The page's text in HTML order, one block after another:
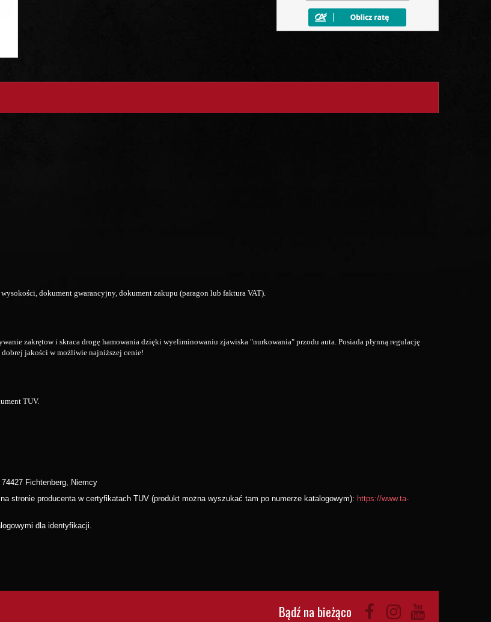
dokument gwarancyjny, dokument zakupu (paragon lub faktura VAT).
zakrętow i skraca drogę hamowania dzięki wyeliminowaniu zjawiska "nurkowania" przodu auta. Posiada płynną regulację
jakości w możliwie najniższej cenie!
TUV.
Fichtenberg, Niemcy
stronie producenta w certyfikatach TUV (produkt można wyszukać tam po numerze katalogowym): https://www.ta-
dla identyfikacji.
Bądź na bieżąco